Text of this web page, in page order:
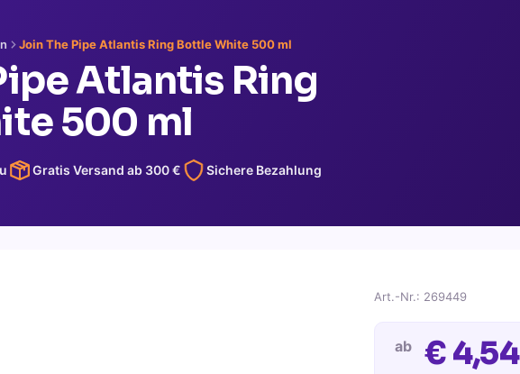
Join The Pipe Atlantis Ring Bottle White 500 ml
Atlantis Ring
500 ml
Gratis Versand ab 300€ Sichere Bezahlung
Art.-Nr.: 269449
ab €4,54